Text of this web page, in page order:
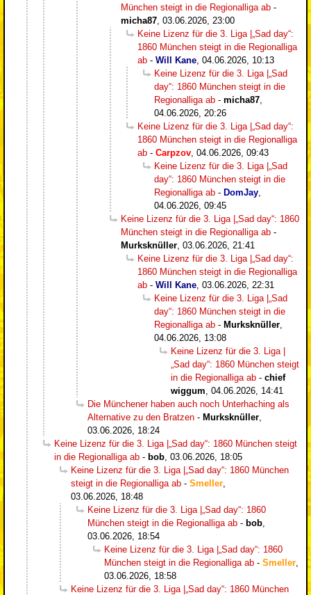
München steigt in die Regionalliga ab -
micha87 03.06.2026, 23:00
Keine Lizenz für die 3. Liga |„Sad day“:
1860 München steigt in die Regionalliga
ab - Will Kane 04.06.2026, 10:13
Keine Lizenz für die 3. Liga |„Sad
day“: 1860 München steigt in die
Regionalliga ab - micha87
04.06.2026, 20:26
Keine Lizenz für die 3. Liga |„Sad day“:
1860 München steigt in die Regionalliga
ab - Carpzov 04.06.2026, 09:43
Keine Lizenz für die 3. Liga |„Sad
day“: 1860 München steigt in die
Regionalliga ab - DomJay
04.06.2026, 09:45
Keine Lizenz für die 3. Liga |„Sad day“: 1860
München steigt in die Regionalliga ab -
Murksknüller 03.06.2026, 21:41
Keine Lizenz für die 3. Liga |„Sad day“:
1860 München steigt in die Regionalliga
ab - Will Kane 03.06.2026, 22:31
Keine Lizenz für die 3. Liga |„Sad
day“: 1860 München steigt in die
Regionalliga ab - Murksknüller
04.06.2026, 13:08
Keine Lizenz für die 3. Liga |
„Sad day“: 1860 München steigt
in die Regionalliga ab - chief
wiggum 04.06.2026, 14:41
Die Münchener haben auch noch Unterhaching als
Alternative zu den Bratzen - Murksknüller
03.06.2026, 18:24
Keine Lizenz für die 3. Liga |„Sad day“: 1860 München steigt
in die Regionalliga ab - bob 03.06.2026, 18:05
Keine Lizenz für die 3. Liga |„Sad day“: 1860 München
steigt in die Regionalliga ab - Smeller
03.06.2026, 18:48
Keine Lizenz für die 3. Liga |„Sad day“: 1860
München steigt in die Regionalliga ab - bob
03.06.2026, 18:54
Keine Lizenz für die 3. Liga |„Sad day“: 1860
München steigt in die Regionalliga ab - Smeller
03.06.2026, 18:58
Keine Lizenz für die 3. Liga |„Sad day“: 1860 München